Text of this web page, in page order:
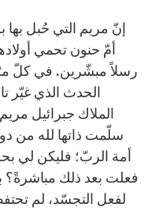
إنّ مريم التي حُبل بها
أمّ حنون تحمي
رسلاً مبشّرين. في كلّ
الحدث الذي غيّر
الملاك جبرائيل
سلّمت ذاتها لله من
فعلت بعد ذلك مباشرةً؟
لفعل التجسّد، لم